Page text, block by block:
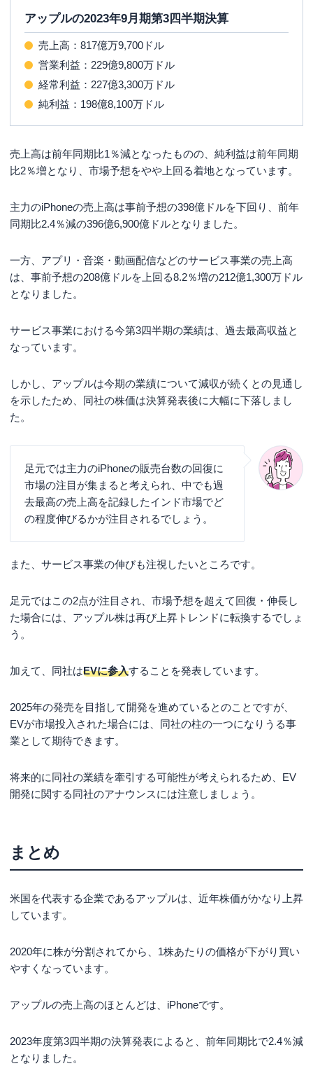
アップルの2023年9月期第3四半期決算
売上高：817億万9,700ドル
営業利益：229億9,800万ドル
経常利益：227億3,300万ドル
純利益：198億8,100万ドル
売上高は前年同期比1％減となったものの、純利益は前年同期
比2％増となり、市場予想をやや上回る着地となっています。
主力のiPhoneの売上高は事前予想の398億ドルを下回り、前年
同期比2.4％減の396億6,900億ドルとなりました。
一方、アプリ・音楽・動画配信などのサービス事業の売上高
は、事前予想の208億ドルを上回る8.2％増の212億1,300万ドル
となりました。
サービス事業における今第3四半期の業績は、過去最高収益と
なっています。
しかし、アップルは今期の業績について減収が続くとの見通し
を示したため、同社の株価は決算発表後に大幅に下落しまし
た。
足元では主力のiPhoneの販売台数の回復に
市場の注目が集まると考えられ、中でも過
去最高の売上高を記録したインド市場でど
の程度伸びるかが注目されるでしょう。
また、サービス事業の伸びも注視したいところです。
足元ではこの2点が注目され、市場予想を超えて回復・伸長し
た場合には、アップル株は再び上昇トレンドに転換するでしょ
う。
加えて、同社はEVに参入することを発表しています。
2025年の発売を目指して開発を進めているとのことですが、
EVが市場投入された場合には、同社の柱の一つになりうる事
業として期待できます。
将来的に同社の業績を牽引する可能性が考えられるため、EV
開発に関する同社のアナウンスには注意しましょう。
まとめ
米国を代表する企業であるアップルは、近年株価がかなり上昇
しています。
2020年に株が分割されてから、1株あたりの価格が下がり買い
やすくなっています。
アップルの売上高のほとんどは、iPhoneです。
2023年度第3四半期の決算発表によると、前年同期比で2.4％減
となりました。